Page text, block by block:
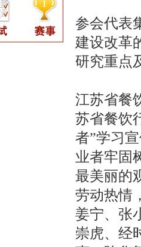
参会代表
建设改革
研究重点
江苏省餐
苏省餐饮
者”学习
业者牢固
最美丽的
劳动热情
姜宁、张
崇虎、经